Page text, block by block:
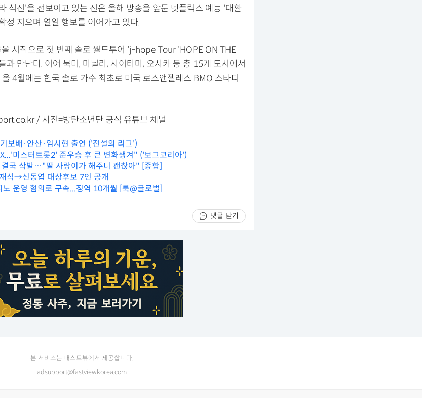
석진'을 선보이고 있는 진은 올해 방송을 앞둔 넷플릭스 예능 '대환
정 지으며 열일 행보를 이어가고 있다.
시작으로 첫 번째 솔로 월드투어 'j-hope Tour 'HOPE ON THE
과 만난다. 이어 북미, 마닐라, 사이타마, 오사카 등 총 15개 도시에서
4월에는 한국 솔로 가수 최초로 미국 로스앤젤레스 BMO 스타디
/ 사진=방탄소년단 공식 유튜브 채널
보배·안산·임시현 출연 ('전설의 리그')
미스터트롯2' 준우승 후 큰 변화생겨" ('보그코리아')
결국 삭발…"딸 사랑이가 해주니 괜찮아" [종합]
석→신동엽 대상후보 7인 공개
운영 혐의로 구속...징역 10개월 [룩@글로벌]
댓글 닫기
본 서비스는 패스트뷰에서 제공합니다.
adsupport@fastviewkorea.com